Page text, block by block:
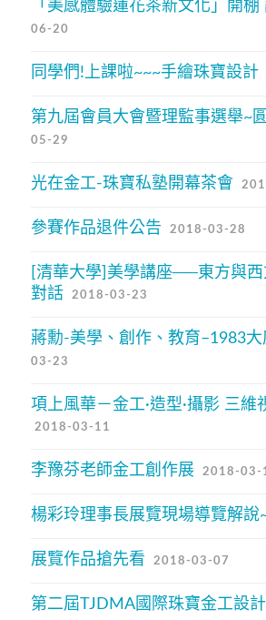
「美感體驗蓮花茶新文化」開棚
06-20
同學們!上課啦~~~手繪珠寶設計
第九屆會員大會暨理監事選舉~
05-29
光在金工-珠寶私塾開幕茶會
參賽作品退件公告 2018-03-28
[清華大學]美學講座──東方與
對話
2018-03-23
蔣勳-美學、創作、教育–1983大
03-23
項上風華－金工·造型·攝影 三維
2018-03-11
李豫芬老師金工創作展 2018-03-
楊彩玲理事長展覽現場導覽解說
展覽作品搶先看 2018-03-07
第二屆TJDMA國際珠寶金工設